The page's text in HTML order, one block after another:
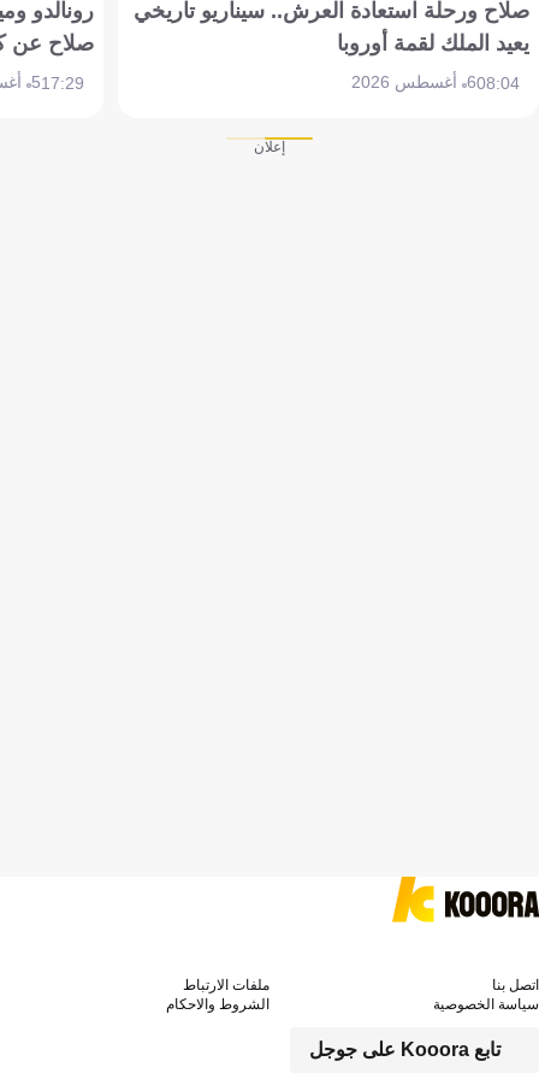
صلاح ورحلة استعادة العرش.. سيناريو تاريخي
يعيد الملك لقمة أوروبا
08:046 أغسطس 2026
رونالدو
صلاح عن
17:295 أغسطس 2026
إعلان
تابع Kooora على جوجل
اتصل بنا
ملفات الارتباط
سياسة الخصوصية
الشروط والاحكام